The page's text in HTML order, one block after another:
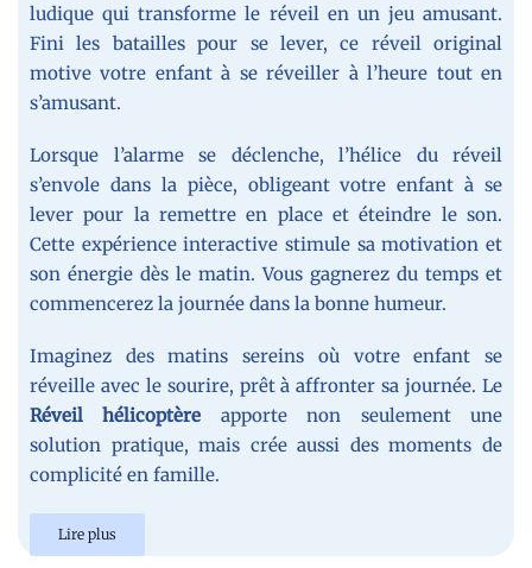
ludique qui transforme le réveil en un jeu amusant.
Fini les batailles pour se lever, ce réveil original
motive votre enfant à se réveiller à l’heure tout en
s’amusant.
Lorsque l’alarme se déclenche, l’hélice du réveil
s’envole dans la pièce, obligeant votre enfant à se
lever pour la remettre en place et éteindre le son.
Cette expérience interactive stimule sa motivation et
son énergie dès le matin. Vous gagnerez du temps et
commencerez la journée dans la bonne humeur.
Imaginez des matins sereins où votre enfant se
réveille avec le sourire, prêt à affronter sa journée. Le
Réveil hélicoptère apporte non seulement une
solution pratique, mais crée aussi des moments de
complicité en famille.
Lire plus